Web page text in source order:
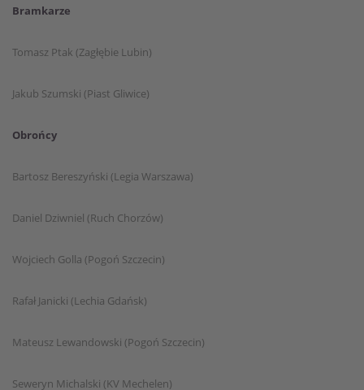
Bramkarze
Tomasz Ptak (Zagłębie Lubin)
Jakub Szumski (Piast Gliwice)
Obrońcy
Bartosz Bereszyński (Legia Warszawa)
Daniel Dziwniel (Ruch Chorzów)
Wojciech Golla (Pogoń Szczecin)
Rafał Janicki (Lechia Gdańsk)
Mateusz Lewandowski (Pogoń Szczecin)
Seweryn Michalski (KV Mechelen)